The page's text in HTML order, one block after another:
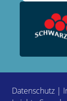
Datenschutz |